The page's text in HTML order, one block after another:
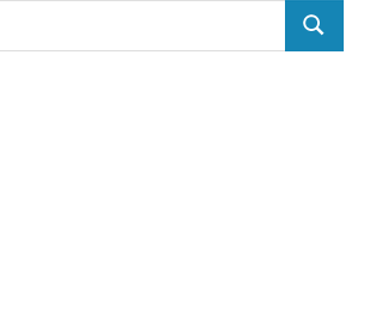
SUCHEN